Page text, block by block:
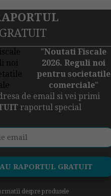
GRATUIT
"Noutati Fiscale
2026. Reguli noi
pentru societatile
comerciale"
de email si vei primi
raportul special
despre produsele